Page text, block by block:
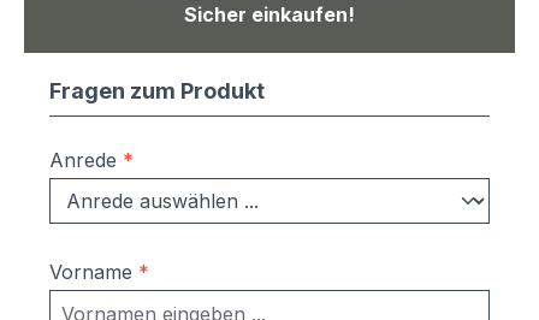
Sicher einkaufen!
Fragen zum Produkt
Anrede *
Vorname *